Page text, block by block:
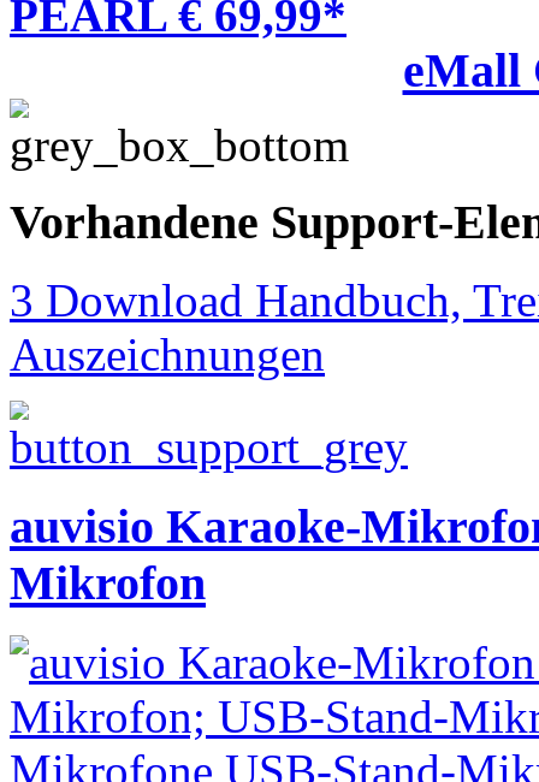
PEARL € 69,99*
eMall
Vorhandene Support-
3 Download Handbuch,
Auszeichnungen
auvisio Karaoke-
Mikrofon